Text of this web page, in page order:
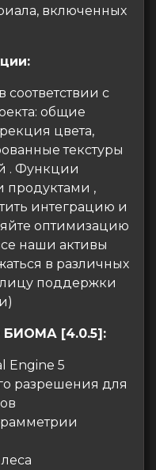
включенных
соответствии с
общие
цвета,
текстуры
. Функции
,
интеграцию и
оптимизацию
наши активы
в различных
поддержки
[4.0.5]:
Engine 5
разрешения для